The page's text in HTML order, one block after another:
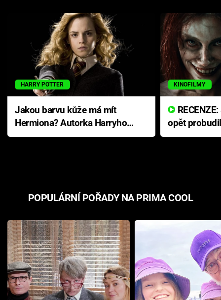
HARRY POTTER
Jakou barvu kůže má mít
Hermiona? Autorka Harryho
Pottera přišla s ráznou
KINOFILMY
opět
přichází s
POPULÁRNÍ POŘADY NA PRIMA COOL